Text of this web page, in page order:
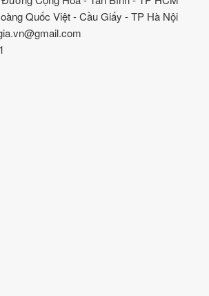
Quốc Việt - Cầu Giấy - TP Hà Nội